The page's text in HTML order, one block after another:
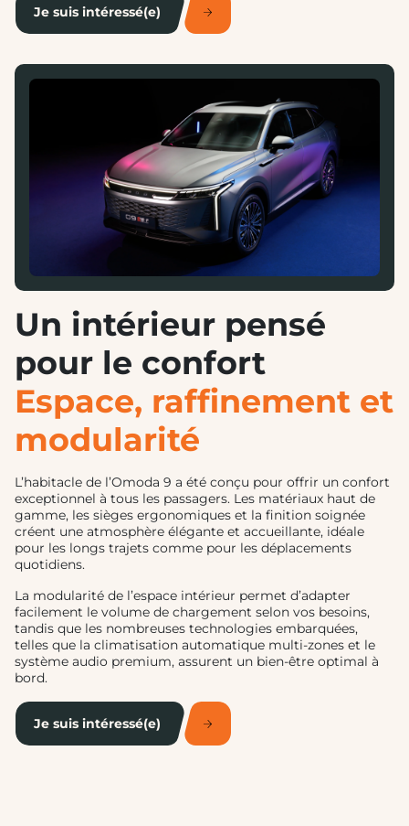
Je suis intéressé(e)
Un intérieur pensé
pour le confort
Espace, raffinement et
modularité
L’habitacle de l’Omoda 9 a été conçu pour offrir un confort
exceptionnel à tous les passagers. Les matériaux haut de
gamme, les sièges ergonomiques et la finition soignée
créent une atmosphère élégante et accueillante, idéale
pour les longs trajets comme pour les déplacements
quotidiens.
La modularité de l’espace intérieur permet d’adapter
facilement le volume de chargement selon vos besoins,
tandis que les nombreuses technologies embarquées,
telles que la climatisation automatique multi-zones et le
système audio premium, assurent un bien-être optimal à
bord.
Je suis intéressé(e)